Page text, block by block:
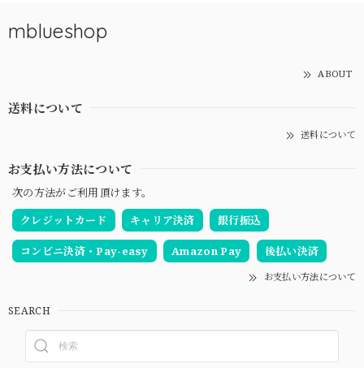
mblueshop
ABOUT
送料について
送料について
お支払い方法について
次の方法がご利用頂けます。
クレジットカード
キャリア決済 銀行振込
コンビニ決済・Pay-easy Amazon Pay 後払い決済
お支払い方法について
SEARCH